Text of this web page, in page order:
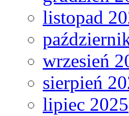
listopad
wrzesień
sierpień
lipiec 2025